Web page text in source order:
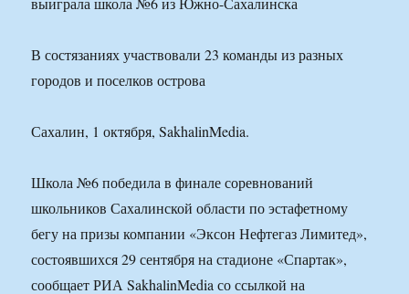
В состязаниях участвовали 23 команды из разных
городов и поселков острова
Сахалин, 1 октября, SakhalinMedia.
Школа №6 победила в финале соревнований
школьников Сахалинской области по эстафетному
бегу на призы компании «Эксон Нефтегаз Лимитед»,
состоявшихся 29 сентября на стадионе «Спартак»,
сообщает РИА SakhalinMedia со ссылкой на